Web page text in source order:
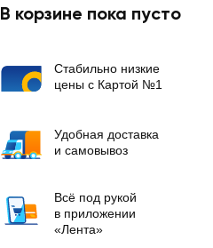
В корзине пока пусто
Стабильно низкие
цены с Картой №1
Удобная доставка
и самовывоз
Всё под рукой
в приложении
«Лента»